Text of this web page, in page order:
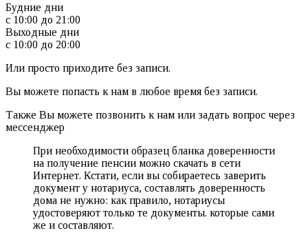
Будние дни
с 10:00 до 21:00
Выходные дни
с 10:00 до 20:00
Или просто приходите без записи.
Вы можете попасть к нам в любое время без записи.
Также Вы можете позвонить к нам или задать вопрос через
мессенджер
При необходимости образец бланка доверенности
на получение пенсии можно скачать в сети
Интернет. Кстати, если вы собираетесь заверить
документ у нотариуса, составлять доверенность
дома не нужно: как правило, нотариусы
удостоверяют только те документы. которые сами
же и составляют.